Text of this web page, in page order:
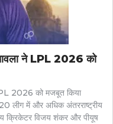
ने LPL 2026 को
2026 को मजबूत किया
लीग में और अधिक अंतरराष्ट्रीय
क्रिकेटर विजय शंकर और पीयूष